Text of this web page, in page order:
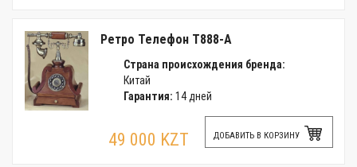
Ретро Телефон T888-A
Страна происхождения бренда:
Китай
Гарантия: 14 дней
49 000 KZT ДОБАВИТЬ В КОРЗИНУ